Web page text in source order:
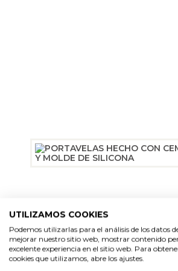
UTILIZAMOS COOKIES
Podemos utilizarlas para el análisis de los datos
mejorar nuestro sitio web, mostrar contenido
excelente experiencia en el sitio web. Para
cookies que utilizamos, abre los ajustes.